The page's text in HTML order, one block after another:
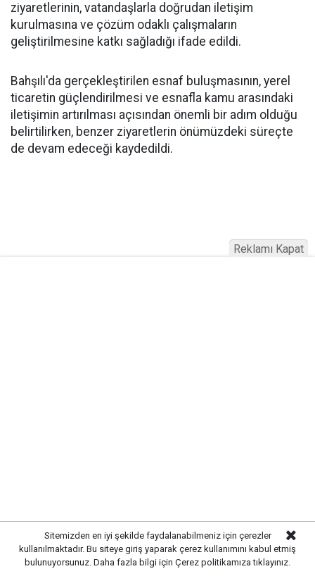
ziyaretlerinin, vatandaşlarla doğrudan iletişim
kurulmasına ve çözüm odaklı çalışmaların
geliştirilmesine katkı sağladığı ifade edildi.
Bahşılı'da gerçekleştirilen esnaf buluşmasının, yerel
ticaretin güçlendirilmesi ve esnafla kamu arasındaki
iletişimin artırılması açısından önemli bir adım olduğu
belirtilirken, benzer ziyaretlerin önümüzdeki süreçte
de devam edeceği kaydedildi.
Etiketler :
Bahşılı Haberleri
Sitemizden en iyi şekilde faydalanabilmeniz için çerezler
kullanılmaktadır. Bu siteye giriş yaparak çerez kullanımını kabul etmiş
bulunuyorsunuz. Daha fazla bilgi için Çerez politikamıza tıklayınız.
Reklamı Kapat